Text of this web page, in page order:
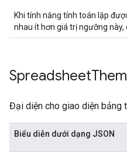
Khi tính năng tính toán lặp
nhau ít hơn giá trị ngưỡng này,
Spreadsheet
Đại diện cho giao diện bảng
Biểu diễn dưới dạng JSON